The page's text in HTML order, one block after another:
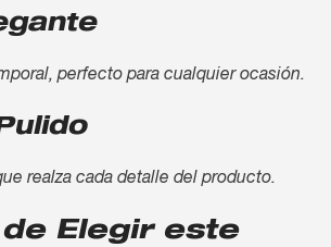
perfecto para cualquier ocasión.
realza cada detalle del producto.
Elegir este